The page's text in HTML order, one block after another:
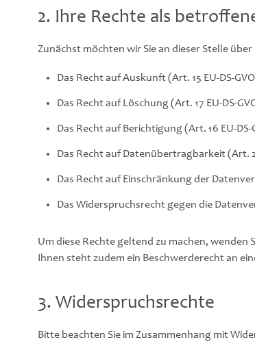
2. Ihre Rechte als
Zunächst möchten wir Sie an dieser Stelle
Das Recht auf Auskunft (Art. 15 EU-DS-
Das Recht auf Löschung (Art. 17 EU-DS-
Das Recht auf Berichtigung (Art. 16 EU-DS-
Das Recht auf Datenübertragbarkeit (Art.
Das Recht auf Einschränkung der
Das Widerspruchsrecht gegen die
Um diese Rechte geltend zu machen,
Ihnen steht zudem ein Beschwerderecht an
3. Widerspruchsrechte
Bitte beachten Sie im Zusammenhang mit